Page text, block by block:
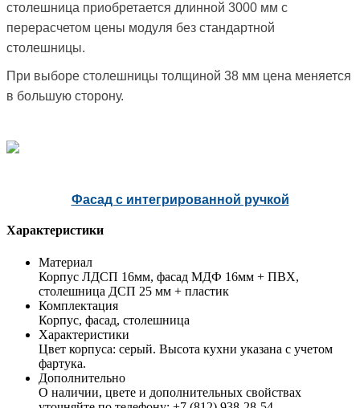
столешница приобретается длинной 3000 мм с
перерасчетом цены модуля без стандартной
столешницы.
При выборе столешницы толщиной 38 мм цена меняется
в большую сторону.
Фасад с интегрированной ручкой
Характеристики
Материал
Корпус ЛДСП 16мм, фасад МДФ 16мм + ПВХ,
столешница ДСП 25 мм + пластик
Комплектация
Корпус, фасад, столешница
Характеристики
Цвет корпуса: серый. Высота кухни указана с учетом
фартука.
Дополнительно
О наличии, цвете и дополнительных свойствах